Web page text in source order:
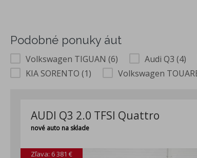
Podobné ponuky áut
Volkswagen TIGUAN (6) Audi Q3 (4)
KIA SORENTO (1)
Volkswagen
AUDI Q3 2.0 TFSI Quattro
nové auto na sklade
Zľava: 6 381 €